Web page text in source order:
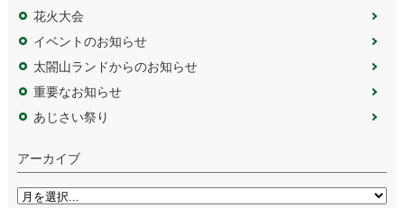
花火大会
イベントのお知らせ
太閤山ランドからのお知らせ
重要なお知らせ
あじさい祭り
アーカイブ